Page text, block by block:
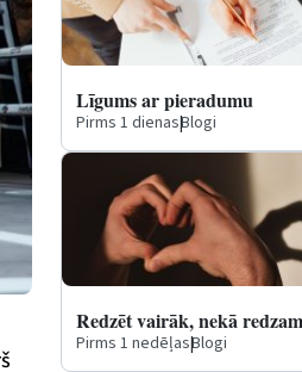
Līgums ar pieradumu
Pirms 1 dienas|Blogi
Redzēt vairāk, nekā
Pirms 1 nedēļas|Blogi